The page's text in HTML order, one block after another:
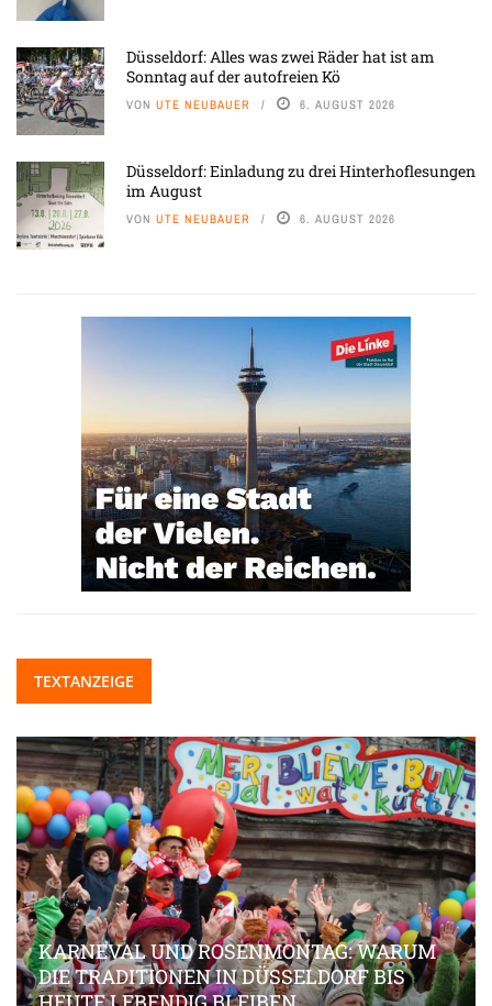
Düsseldorf: Alles was zwei Räder hat ist am
Sonntag auf der autofreien Kö
VON UTE NEUBAUER 6. AUGUST 2026
Düsseldorf: Einladung zu drei Hinterhoflesungen
im August
VON UTE NEUBAUER 6. AUGUST 2026
TEXTANZEIGE
KARNEVAL UND ROSENMONTAG: WARUM
DIE TRADITIONEN IN DÜSSELDORF BIS